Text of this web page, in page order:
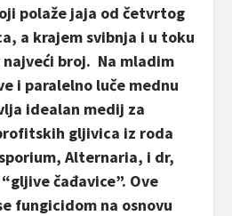
polaže jaja od četvrtog
a krajem svibnja i u toku
broj. Na mladim
i paralelno luče mednu
idealan medij za
gljivica iz roda
Alternaria, i dr,
čađavice”. Ove
fungicidom na osnovu